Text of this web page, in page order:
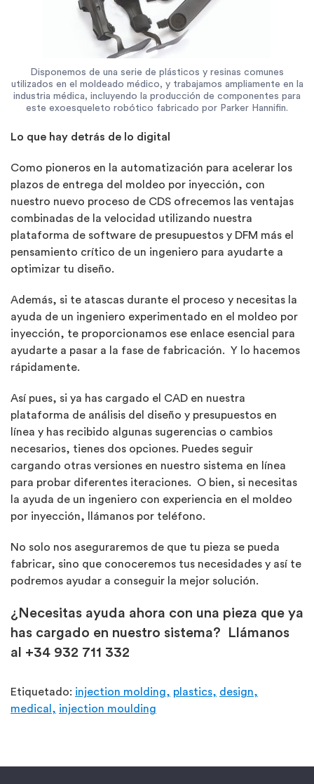
Disponemos de una serie de plásticos y resinas comunes
utilizados en el moldeado médico, y trabajamos ampliamente en la
industria médica, incluyendo la producción de componentes para
este exoesqueleto robótico fabricado por Parker Hannifin.
Lo que hay detrás de lo digital
Como pioneros en la automatización para acelerar los
plazos de entrega del moldeo por inyección, con
nuestro nuevo proceso de CDS ofrecemos las ventajas
combinadas de la velocidad utilizando nuestra
plataforma de software de presupuestos y DFM más el
pensamiento crítico de un ingeniero para ayudarte a
optimizar tu diseño.
Además, si te atascas durante el proceso y necesitas la
ayuda de un ingeniero experimentado en el moldeo por
inyección, te proporcionamos ese enlace esencial para
ayudarte a pasar a la fase de fabricación. Y lo hacemos
rápidamente.
Así pues, si ya has cargado el CAD en nuestra
plataforma de análisis del diseño y presupuestos en
línea y has recibido algunas sugerencias o cambios
necesarios, tienes dos opciones. Puedes seguir
cargando otras versiones en nuestro sistema en línea
para probar diferentes iteraciones. O bien, si necesitas
la ayuda de un ingeniero con experiencia en el moldeo
por inyección, llámanos por teléfono.
No solo nos aseguraremos de que tu pieza se pueda
fabricar, sino que conoceremos tus necesidades y así te
podremos ayudar a conseguir la mejor solución.
¿Necesitas ayuda ahora con una pieza que ya
has cargado en nuestro sistema? Llámanos
al +34 932 711 332
Etiquetado: injection molding, plastics, design,
medical, injection moulding